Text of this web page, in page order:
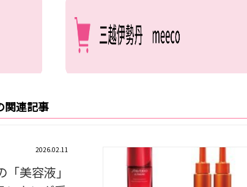
関連記事
2026.02.11
美容液」